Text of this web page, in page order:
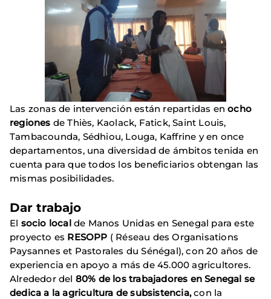
Las zonas de intervención están repartidas enocho
regiones de Thiès, Kaolack, Fatick, Saint Louis,
Tambacounda, Sédhiou, Louga, Kaffrine y en once
departamentos, una diversidad de ámbitos tenida en
cuenta para que todos los beneficiarios obtengan las
mismas posibilidades.
Dar trabajo
El socio localde Manos Unidas en Senegal para este
proyecto es RESOPP ( Réseau des Organisations
Paysannes et Pastorales du Sénégal), con 20 años de
experiencia en apoyo a más de 45.000 agricultores.
Alrededor del 80% de los trabajadores en Senegal se
dedica a la agricultura de subsistencia,con la